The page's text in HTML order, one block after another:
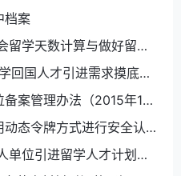
档案
留学天数计算与做好留学
回国人才引进需求摸底工
案管理办法（2015年11
态令牌方式进行安全认
单位引进留学人才计划的